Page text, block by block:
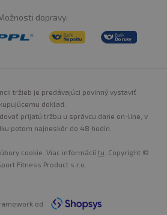
dopravy:
tržieb je predávajúci povinný vystaviť
kupujúcemu doklad.
prijatú tržbu u správcu dane on-line, v
potom najneskôr do 48 hodín.
cookie. Viac informácií tu . Copyright ©
Fitness Product s.r.o.
od